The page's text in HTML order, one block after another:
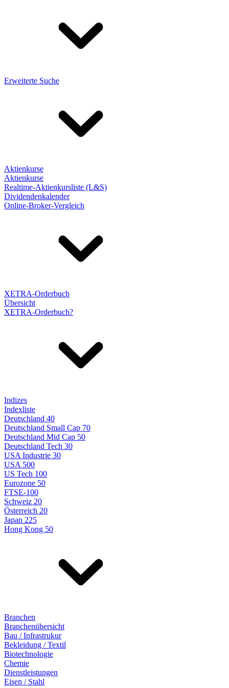
Erweiterte Suche
Aktienkurse
Aktienkurse
Realtime-Aktienkursliste (L&S)
Dividendenkalender
Online-Broker-Vergleich
XETRA-Orderbuch
Übersicht
XETRA-Orderbuch?
Indizes
Indexliste
Deutschland 40
Deutschland Small Cap 70
Deutschland Mid Cap 50
Deutschland Tech 30
USA Industrie 30
USA 500
US Tech 100
Eurozone 50
FTSE-100
Schweiz 20
Österreich 20
Japan 225
Hong Kong 50
Branchen
Branchenübersicht
Bau / Infrastrukur
Bekleidung / Textil
Biotechnologie
Chemie
Dienstleistungen
Eisen / Stahl